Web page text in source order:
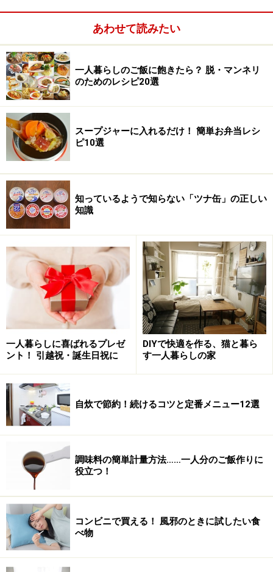
味しくなくなるだけでなく、電気代の無駄にもなりま
フリーザーバッグに入れて保存します。しっかりと空気を抜
くと、美味しさと鮮度を保つことができます。
ご飯が熱いうちに一膳分ずつラップに平たく包み（写真
上）フリーザーバッグに入れます（写真中）。ただし、
冷凍庫に入れるときには冷めてから入れないこと。熱い
されて傷みやすくなりますので、注意してください。食
べるときは、ラップのまま電子レンジで解凍しましょ
（600W）が目安です。ただし、お使いの電子レンジに
よっても異なりますので、これを基準にして調整してく
ださい。
ご飯の冷凍保存専用容器。冷凍庫内で重ねることができるの
で整理しやすく、このまま電子レンジにかけることもでき、
便利です。
あわせて読みたい
一人暮らしのご飯に飽きたら？ 脱・マンネリ
のためのレシピ20選
スープジャーに入れるだけ！ 簡単お弁当レシ
ピ10選
知っているようで知らない「ツナ缶」の正しい
知識
一人暮らしに喜ばれるプレゼ
ント！ 引越祝・誕生日祝に
DIYで快適を作る、猫と暮ら
す一人暮らしの家
自炊で節約！続けるコツと定番メニュー12選
調味料の簡単計量方法……一人分のご飯作りに
役立つ！
コンビニで買える！ 風邪のときに試したい食
べ物